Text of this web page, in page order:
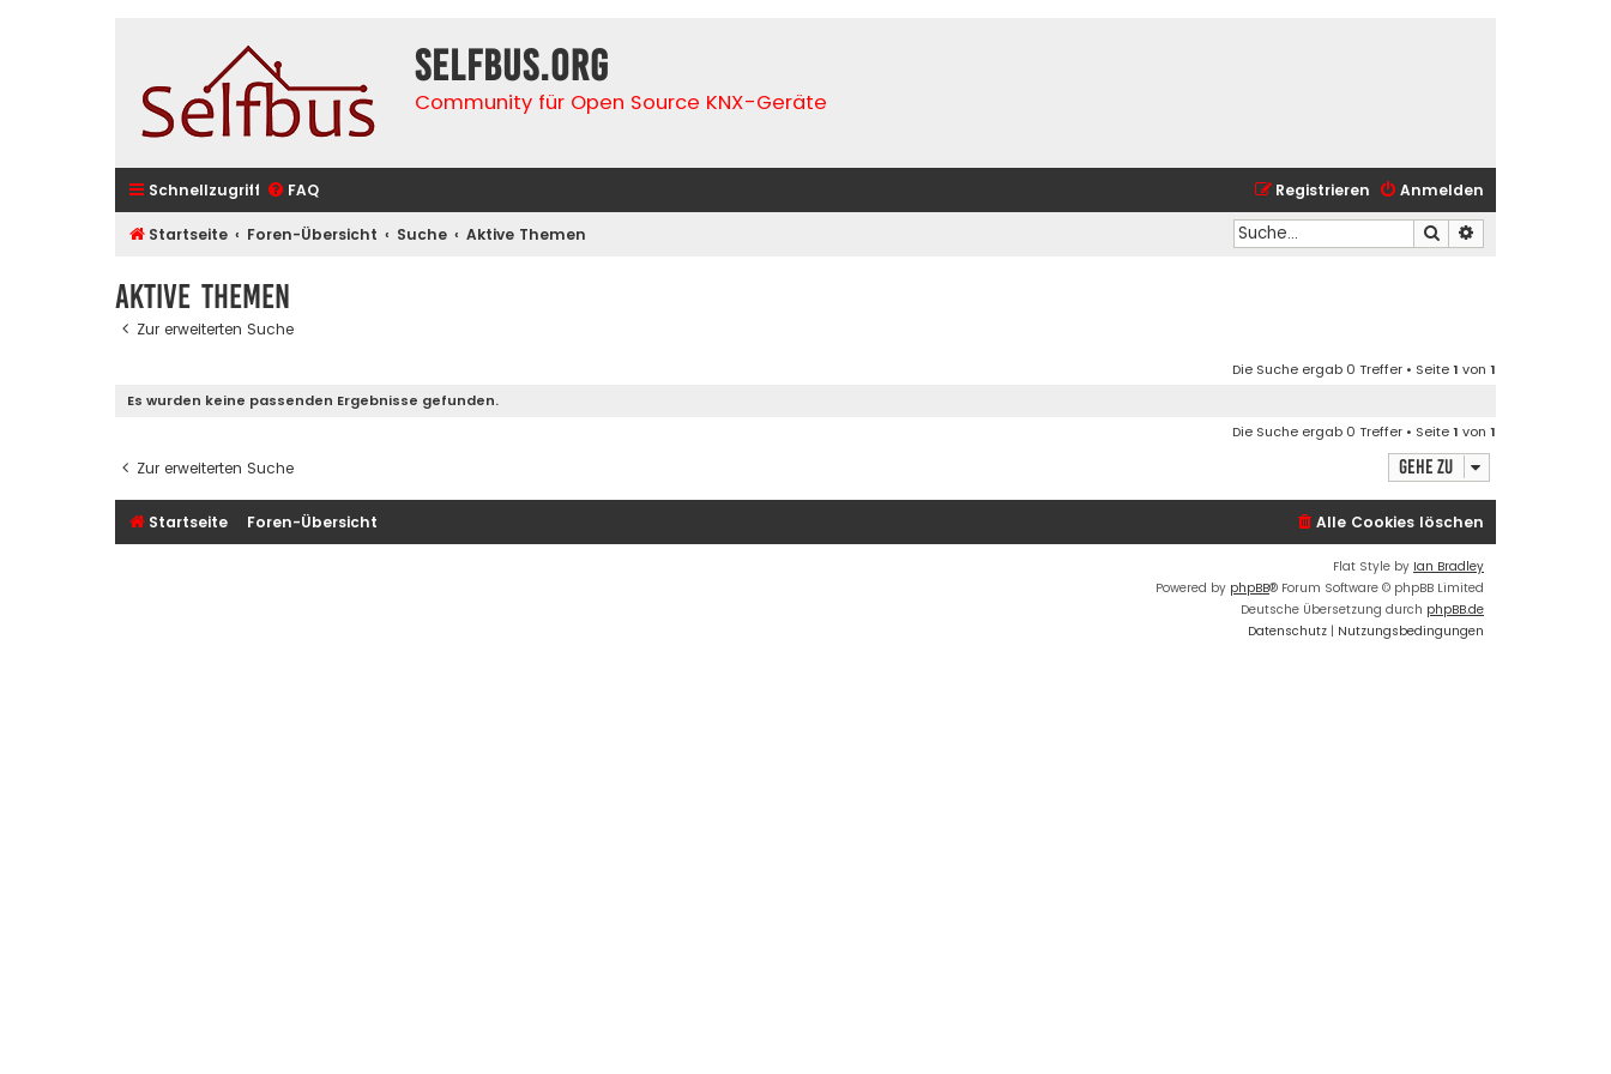
selfbus.org
Community für Open Source KNX-Geräte
Schnellzugriff FAQ Anmelden
Registrieren
Startseite Foren-Übersicht Suche Aktive Themen Suche
Aktive Themen
Zur erweiterten Suche
Die Suche ergab 0 Treffer • Seite1 von 1
Es wurden keine passenden Ergebnisse gefunden.
Die Suche ergab 0 Treffer • Seite1 von 1
Zur erweiterten Suche Gehe zu
Startseite Foren-Übersicht Alle Cookies löschen
Flat Style by Ian Bradley
Powered by phpBB® Forum Software © phpBB Limited
Deutsche Übersetzung durch phpBB.de
Datenschutz | Nutzungsbedingungen